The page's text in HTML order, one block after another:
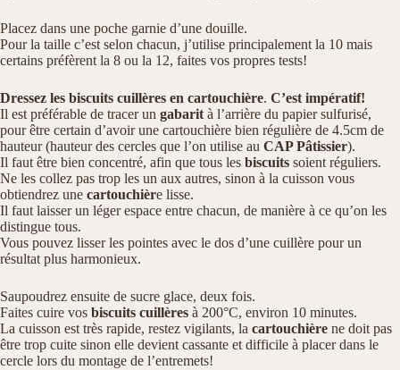
Placez dans une poche garnie d’une douille.
Pour la taille c’est selon chacun, j’utilise principalement la 10 mais
certains préfèrent la 8 ou la 12, faites vos propres tests!
Dressez les biscuits cuillères en cartouchière. C’est impératif!
Il est préférable de tracer un gabarit à l’arrière du papier sulfurisé,
pour être certain d’avoir une cartouchière bien régulière de 4.5cm de
hauteur (hauteur des cercles que l’on utilise au CAP Pâtissier).
Il faut être bien concentré, afin que tous les biscuits soient réguliers.
Ne les collez pas trop les un aux autres, sinon à la cuisson vous
obtiendrez une cartouchière lisse.
Il faut laisser un léger espace entre chacun, de manière à ce qu’on les
distingue tous.
Vous pouvez lisser les pointes avec le dos d’une cuillère pour un
résultat plus harmonieux.
Saupoudrez ensuite de sucre glace, deux fois.
Faites cuire vos biscuits cuillères à 200°C, environ 10 minutes.
La cuisson est très rapide, restez vigilants, la cartouchière ne doit pas
être trop cuite sinon elle devient cassante et difficile à placer dans le
cercle lors du montage de l’entremets!